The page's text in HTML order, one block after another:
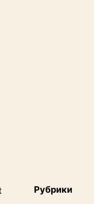
Рубрики